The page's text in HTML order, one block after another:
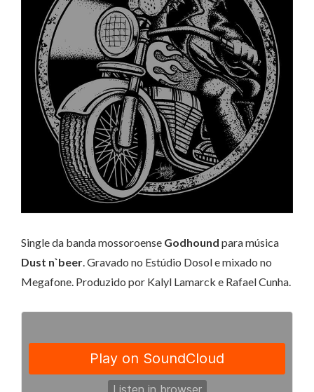
Single da banda mossoroense Godhound para música
Dust n`beer . Gravado no Estúdio Dosol e mixado no
Megafone. Produzido por Kalyl Lamarck e Rafael Cunha.